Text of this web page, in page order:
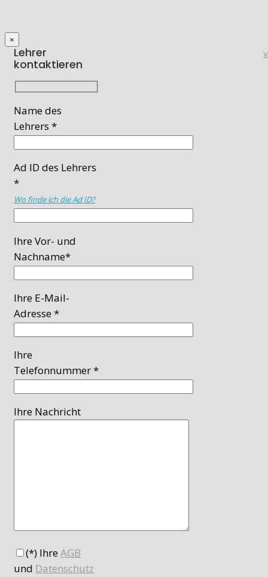
×
Lehrer
kontaktieren
Name des
Lehrers *
Ad ID des Lehrers
*
Wo finde ich die Ad ID?
Ihre Vor- und
Nachname*
Ihre E-Mail-
Adresse *
Ihre
Telefonnummer *
Ihre Nachricht
(*) IhreAGB
und Datenschutz